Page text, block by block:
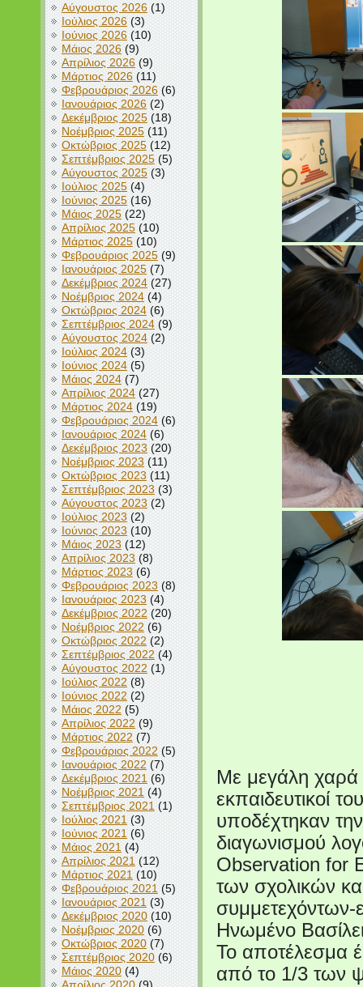
Αύγουστος 2026(1)
Ιούλιος 2026(3)
Ιούνιος 2026(10)
Μάιος 2026(9)
Απρίλιος 2026(9)
Μάρτιος 2026(11)
Φεβρουάριος 2026(6)
Ιανουάριος 2026(2)
Δεκέμβριος 2025(18)
Νοέμβριος 2025(11)
Οκτώβριος 2025(12)
Σεπτέμβριος 2025(5)
Αύγουστος 2025(3)
Ιούλιος 2025(4)
Ιούνιος 2025(16)
Μάιος 2025(22)
Απρίλιος 2025(10)
Μάρτιος 2025(10)
Φεβρουάριος 2025(9)
Ιανουάριος 2025(7)
Δεκέμβριος 2024(27)
Νοέμβριος 2024(4)
Οκτώβριος 2024(6)
Σεπτέμβριος 2024(9)
Αύγουστος 2024(2)
Ιούλιος 2024(3)
Ιούνιος 2024(5)
Μάιος 2024(7)
Απρίλιος 2024(27)
Μάρτιος 2024(19)
Φεβρουάριος 2024(6)
Ιανουάριος 2024(6)
Δεκέμβριος 2023 (20)
Νοέμβριος 2023 (11)
Οκτώβριος 2023(11)
Σεπτέμβριος 2023 (3)
Αύγουστος 2023 (2)
Ιούλιος 2023(2)
Ιούνιος 2023(10)
Μάιος 2023 (12)
Απρίλιος 2023 (8)
Μάρτιος 2023 (6)
Φεβρουάριος 2023(8)
Ιανουάριος 2023 (4)
Δεκέμβριος 2022 (20)
Νοέμβριος 2022 (6)
Οκτώβριος 2022 (2)
Σεπτέμβριος 2022 (4)
Αύγουστος 2022 (1)
Ιούλιος 2022 (8)
Ιούνιος 2022 (2)
Μάιος 2022 (5)
Απρίλιος 2022 (9)
Μάρτιος 2022 (7)
Φεβρουάριος 2022 (5)
Ιανουάριος 2022 (7)
Δεκέμβριος 2021 (6)
Νοέμβριος 2021 (4)
Σεπτέμβριος 2021 (1)
Ιούλιος 2021 (3)
Ιούνιος 2021 (6)
Μάιος 2021 (4)
Απρίλιος 2021 (12)
Μάρτιος 2021 (10)
Φεβρουάριος 2021 (5)
Ιανουάριος 2021 (3)
Δεκέμβριος 2020(10)
Νοέμβριος 2020(6)
Οκτώβριος 2020(7)
Σεπτέμβριος 2020(6)
Μάιος 2020(4)
Με μεγάλη χαρά
εκπαιδευτικοί
υποδέχτηκαν
διαγωνισμού
Observation for
των σχολικών
Ηνωμένο
Το αποτέλεσμα
από το 1/3 των